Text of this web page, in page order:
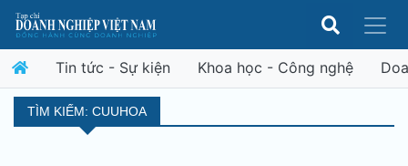
Tin tức - Sự kiện Khoa học - Công nghệ
TÌM KIẾM: CUUHOA